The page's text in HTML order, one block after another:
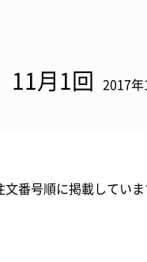
11月1回 2017年
番号順に掲載していま